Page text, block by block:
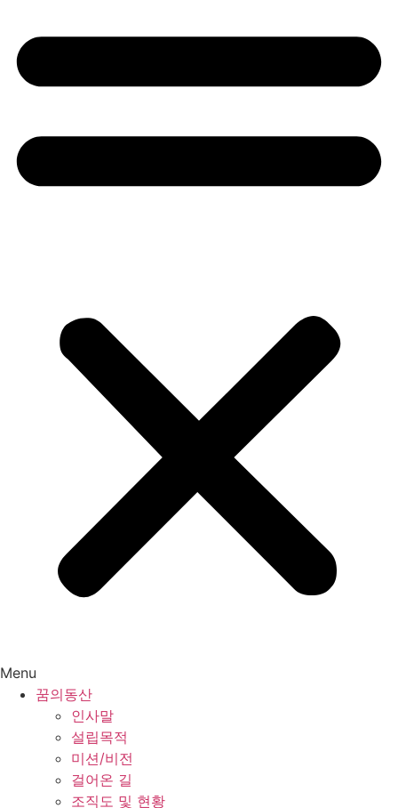
Menu
꿈의동산
인사말
설립목적
미션/비전
걸어온 길
조직도 및 현황